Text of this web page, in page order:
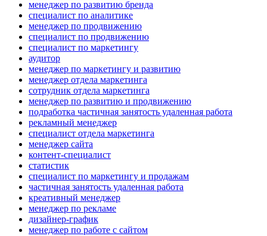
менеджер по развитию бренда
специалист по аналитике
менеджер по продвижению
специалист по продвижению
специалист по маркетингу
аудитор
менеджер по маркетингу и развитию
менеджер отдела маркетинга
сотрудник отдела маркетинга
менеджер по развитию и продвижению
подработка частичная занятость удаленная работа
рекламный менеджер
специалист отдела маркетинга
менеджер сайта
контент-специалист
статистик
специалист по маркетингу и продажам
частичная занятость удаленная работа
креативный менеджер
менеджер по рекламе
дизайнер-график
менеджер по работе с сайтом